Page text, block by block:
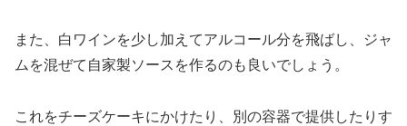
また、白ワインを少し加えてアルコール分を飛ばし、ジャ
ムを混ぜて自家製ソースを作るのも良いでしょう。
これをチーズケーキにかけたり、別の容器で提供したりす